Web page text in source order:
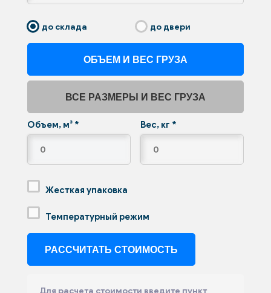
до склада до двери
ОБЪЕМ И ВЕС ГРУЗА
ВСЕ РАЗМЕРЫ И ВЕС ГРУЗА
Объем, м³ * Вес, кг *
Жесткая упаковка
Температурный режим
Для расчета стоимости введите пункт